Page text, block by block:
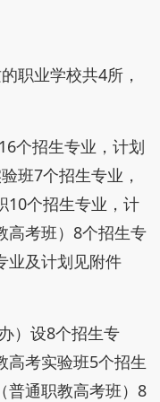
职业学校共4所，
个招生专业，计划
班7个招生专业，
10个招生专业，计
高考班）8个招生专
业及计划见附件
）设8个招生专
高考实验班5个招生
普通职教高考班）8